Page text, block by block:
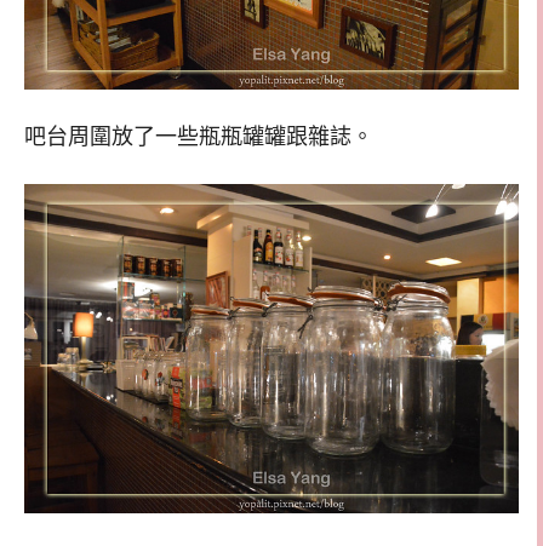
吧台周圍放了一些瓶瓶罐罐跟雜誌。